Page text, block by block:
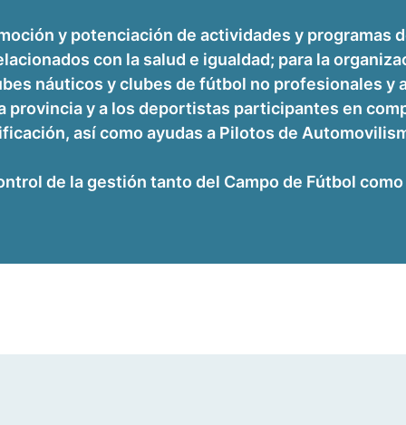
y potenciación de actividades y programas
con la salud e igualdad; para la
náuticos y clubes de fútbol no profesionales y
provincia y a los deportistas participantes en
así como ayudas a Pilotos de
de la gestión tanto del Campo de Fútbol